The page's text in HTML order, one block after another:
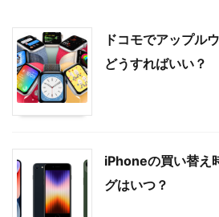
ドコモでアップル
どうすればいい？
iPhoneの買い替え
グはいつ？